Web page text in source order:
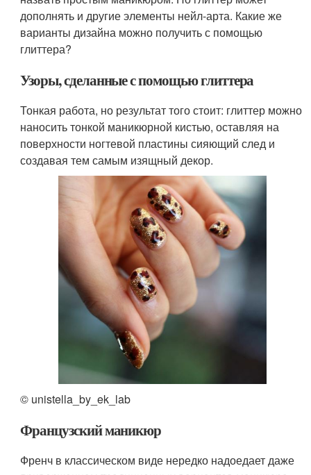
дополнять и другие элементы нейл-арта. Какие же
варианты дизайна можно получить с помощью
глиттера?
Узоры, сделанные с помощью глиттера
Тонкая работа, но результат того стоит: глиттер можно
наносить тонкой маникюрной кистью, оставляя на
поверхности ногтевой пластины сияющий след и
создавая тем самым изящный декор.
© unistella_by_ek_lab
Французский маникюр
Френч в классическом виде нередко надоедает даже